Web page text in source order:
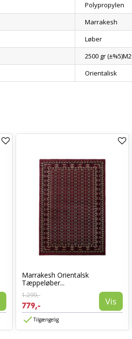
Polypropylen
Marrakesh
Løber
2500 gr (±%5)M2
Orientalisk
Marrakesh Orientalsk
Tæppeløber...
1.299,-
779,- Vis
Tilgængelig